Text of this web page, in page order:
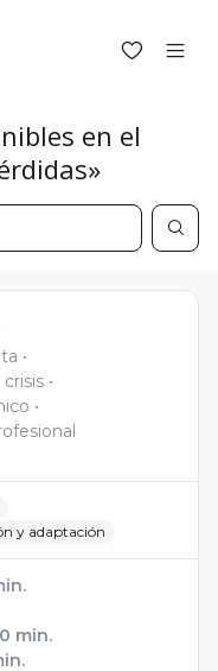
en el
y adaptación
min.